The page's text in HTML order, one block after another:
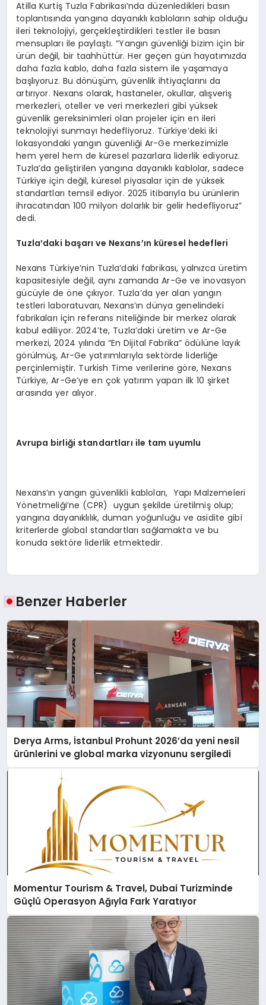
Atilla Kurtiş Tuzla Fabrikası’nda düzenledikleri basın
toplantısında yangına dayanıklı kabloların sahip olduğu
ileri teknolojiyi, gerçekleştirdikleri testler ile basın
mensupları ile paylaştı. “Yangın güvenliği bizim için bir
ürün değil, bir taahhüttür. Her geçen gün hayatımızda
daha fazla kablo, daha fazla sistem ile yaşamaya
başlıyoruz. Bu dönüşüm, güvenlik ihtiyaçlarını da
artırıyor. Nexans olarak, hastaneler, okullar, alışveriş
merkezleri, oteller ve veri merkezleri gibi yüksek
güvenlik gereksinimleri olan projeler için en ileri
teknolojiyi sunmayı hedefliyoruz. Türkiye’deki iki
lokasyondaki yangın güvenliği Ar-Ge merkezimizle
hem yerel hem de küresel pazarlara liderlik ediyoruz.
Tuzla’da geliştirilen yangına dayanıklı kablolar, sadece
Türkiye için değil, küresel piyasalar için de yüksek
standartları temsil ediyor. 2025 itibarıyla bu ürünlerin
ihracatından 100 milyon dolarlık bir gelir hedefliyoruz”
dedi.
Tuzla’daki başarı ve Nexans’ın küresel hedefleri
Nexans Türkiye’nin Tuzla’daki fabrikası, yalnızca üretim
kapasitesiyle değil, aynı zamanda Ar-Ge ve inovasyon
gücüyle de öne çıkıyor. Tuzla’da yer alan yangın
testleri laboratuvarı, Nexans’ın dünya genelindeki
fabrikaları için referans niteliğinde bir merkez olarak
kabul ediliyor. 2024’te, Tuzla’daki üretim ve Ar-Ge
merkezi, 2024 yılında “En Dijital Fabrika” ödülüne layık
görülmüş, Ar-Ge yatırımlarıyla sektörde liderliğe
perçinlemiştir. Turkish Time verilerine göre, Nexans
Türkiye, Ar-Ge’ye en çok yatırım yapan ilk 10 şirket
arasında yer alıyor.
Avrupa birliği standartları ile tam uyumlu
Nexans’ın yangın güvenlikli kabloları, Yapı Malzemeleri
Yönetmeliği’ne (CPR) uygun şekilde üretilmiş olup;
yangına dayanıklılık, duman yoğunluğu ve asidite gibi
kriterlerde global standartları sağlamakta ve bu
konuda sektöre liderlik etmektedir.
Benzer Haberler
Derya Arms, İstanbul Prohunt 2026’da yeni nesil
ürünlerini ve global marka vizyonunu sergiledi
Momentur Tourism & Travel, Dubai Turizminde
Güçlü Operasyon Ağıyla Fark Yaratıyor